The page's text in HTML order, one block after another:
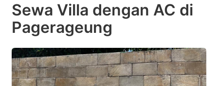
Sewa Villa dengan AC di
Pagerageung